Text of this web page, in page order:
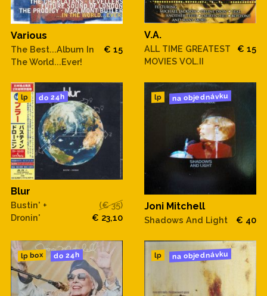
Various
The Best...Album In
The World...Ever!
€ 15
V.A.
ALL TIME GREATEST
MOVIES VOL.II
€ 15
lp do 24h
Blur
Bustin' +
Dronin'
(€ 35)
€ 23,10
lp na objednávku
Joni Mitchell
Shadows And Light € 40
lp box do 24h lp na objednávku